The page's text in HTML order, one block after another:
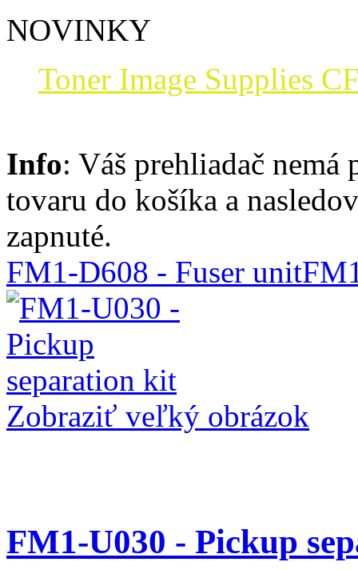
NOVINKY
Toner Image Supplies
Info: Váš prehliadač nemá
tovaru do košíka a
zapnuté.
FM1-D608 - Fuser unit
Zobraziť veľký obrázok
FM1-U030 - Pickup